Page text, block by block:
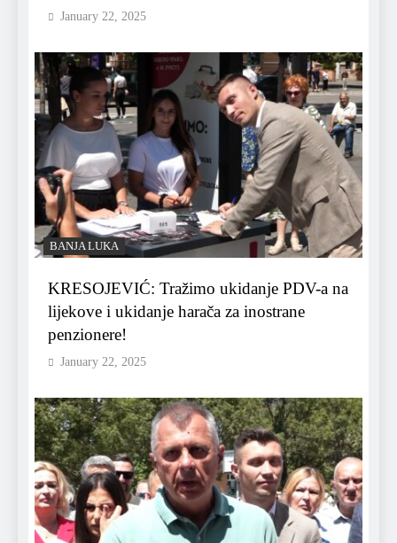
January 22, 2025
BANJA LUKA
KRESOJEVIĆ: Tražimo ukidanje PDV-a na
lijekove i ukidanje harača za inostrane
penzionere!
January 22, 2025